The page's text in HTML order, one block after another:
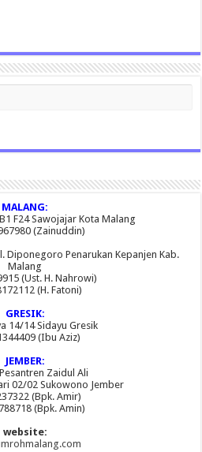
MALANG:
F24 Sawojajar Kota Malang
(Zainuddin)
Diponegoro Penarukan Kepanjen Kab.
Malang
(Ust. H. Nahrowi)
(H. Fatoni)
GRESIK:
14/14 Sidayu Gresik
(Ibu Aziz)
JEMBER:
Zaidul Ali
02/02 Sukowono Jember
(Bpk. Amir)
(Bpk. Amin)
website: